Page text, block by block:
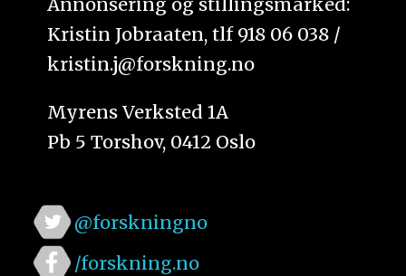
Kristin Jobraaten, tlf 918 06 038 /
kristin.j@forskning.no
Myrens Verksted 1A
Pb 5 Torshov, 0412 Oslo
@forskningno
/forskning.no